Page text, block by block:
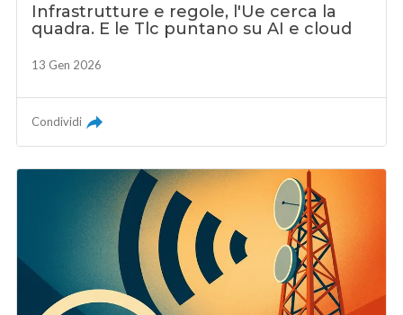
Infrastrutture e regole, l'Ue cerca la
quadra. E le Tlc puntano su AI e cloud
13 Gen 2026
Condividi